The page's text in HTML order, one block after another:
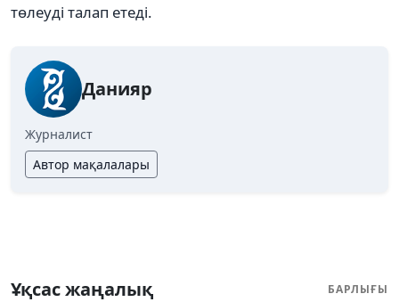
төлеуді талап етеді.
Данияр
Журналист
Автор мақалалары
Ұқсас жаңалық БАРЛЫҒЫ